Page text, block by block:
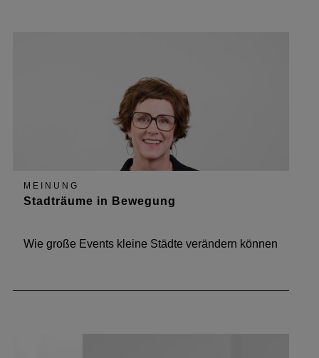
MEINUNG
Stadträume in Bewegung
Wie große Events kleine Städte verändern können